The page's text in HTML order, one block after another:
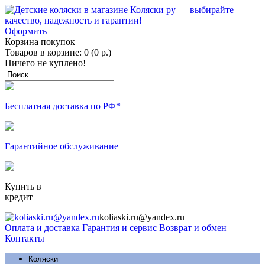
Оформить
Корзина покупок
Товаров в корзине: 0 (0 р.)
Ничего не куплено!
Бесплатная доставка по РФ*
Гарантийное обслуживание
Купить в
кредит
koliaski.ru@yandex.ru
Оплата и доставка Гарантия и сервис Возврат и обмен
Контакты
Коляски